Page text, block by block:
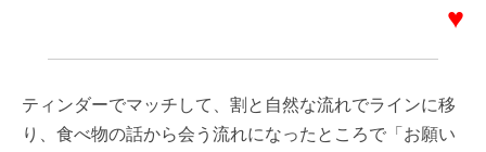
♥
ティンダーでマッチして、割と自然な流れでラインに移
り、食べ物の話から会う流れになったところで「お願い